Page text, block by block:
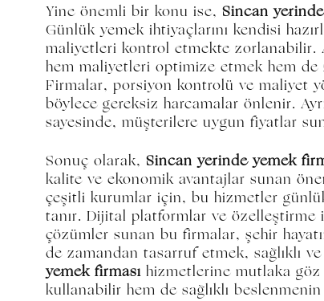
Yine önemli bir konu ise, Sincan
Günlük yemek ihtiyaçlarını kendisi
maliyetleri kontrol etmekte zorlanabilir.
hem maliyetleri optimize etmek hem de
Firmalar, porsiyon kontrolü ve maliyet
böylece gereksiz harcamalar önlenir.
sayesinde, müşterilere uygun fiyatlar
Sonuç olarak, Sincan yerinde yemek
kalite ve ekonomik avantajlar sunan
çeşitli kurumlar için, bu hizmetler günlük
tanır. Dijital platformlar ve
çözümler sunan bu firmalar, şehir
de zamandan tasarruf etmek, sağlıklı
yemek firması hizmetlerine mutlaka göz
kullanabilir hem de sağlıklı